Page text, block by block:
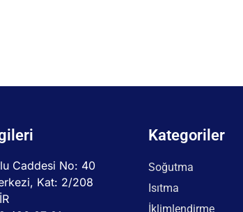
Caddesi No: 40
Kat: 2/208
Kategoriler
Soğutma
Isıtma
İklimlendirme